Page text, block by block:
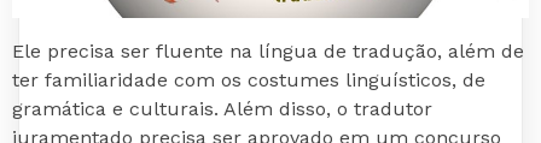
Ele precisa ser fluente na língua de tradução, além de
ter familiaridade com os costumes linguísticos, de
gramática e culturais. Além disso, o tradutor
juramentado precisa ser aprovado em um concurso